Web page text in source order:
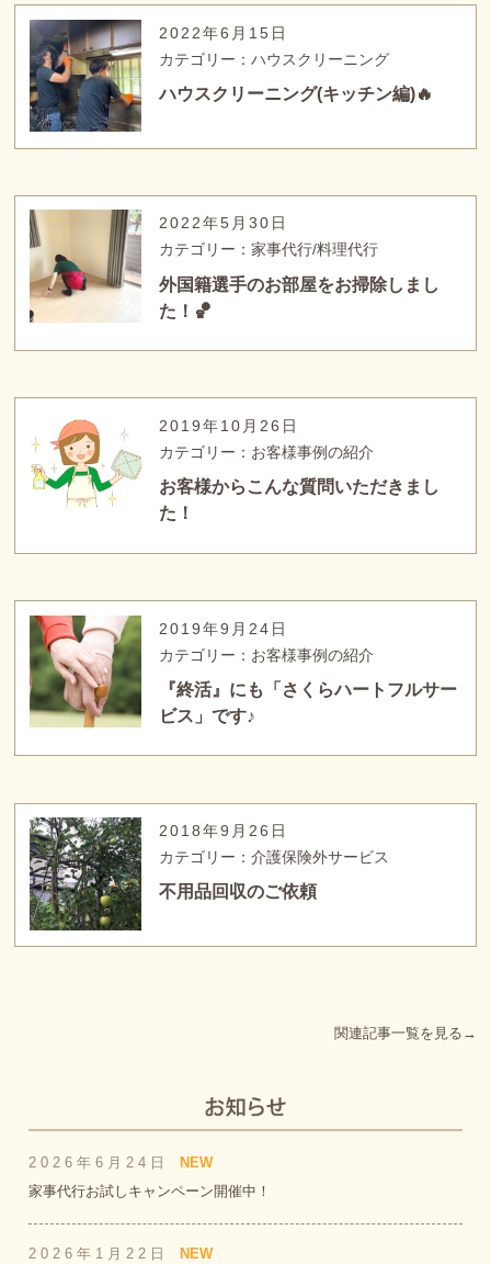
2022年6月15日
カテゴリー：ハウスクリーニング
ハウスクリーニング(キッチン編)🔥
2022年5月30日
カテゴリー：家事代行/料理代行
外国籍選手のお部屋をお掃除しまし
た！🏀
2019年10月26日
カテゴリー：お客様事例の紹介
お客様からこんな質問いただきまし
た！
2019年9月24日
カテゴリー：お客様事例の紹介
『終活』にも「さくらハートフルサー
ビス」です♪
2018年9月26日
カテゴリー：介護保険外サービス
不用品回収のご依頼
関連記事一覧を見る→
2026年6月24日
NEW
家事代行お試しキャンペーン開催中！
2026年1月22日
NEW